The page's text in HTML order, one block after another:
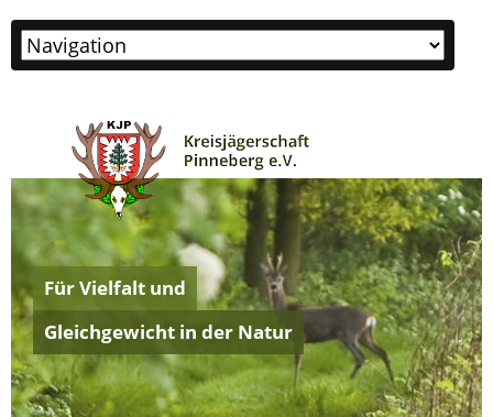
Zielseite
Für Vielfalt und
Gleichgewicht in der Natur